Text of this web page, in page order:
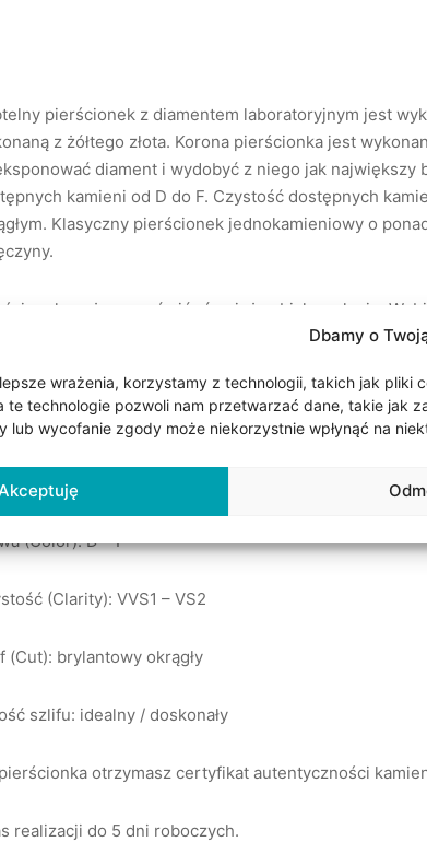
Dbamy o
wrażenia, korzystamy z technologii, takich jak
te technologie pozwoli nam przetwarzać dane, takie jak
lub wycofanie zgody może niekorzystnie wpłynąć na
pierścionek z diamentem laboratoryjnym jest
z żółtego złota. Korona pierścionka jest
diament i wydobyć z niego jak największy
kamieni od D do F. Czystość dostępnych
Klasyczny pierścionek jednokamieniowy o
można zamówić również w białym złocie.
laboratoryjny: 1 sztuka
(Carat): 0.50 ct
(Color): D – F
(Clarity): VVS1 – VS2
(Cut): brylantowy okrągły
szlifu: idealny / doskonały
otrzymasz certyfikat autentyczności
realizacji do 5 dni roboczych.